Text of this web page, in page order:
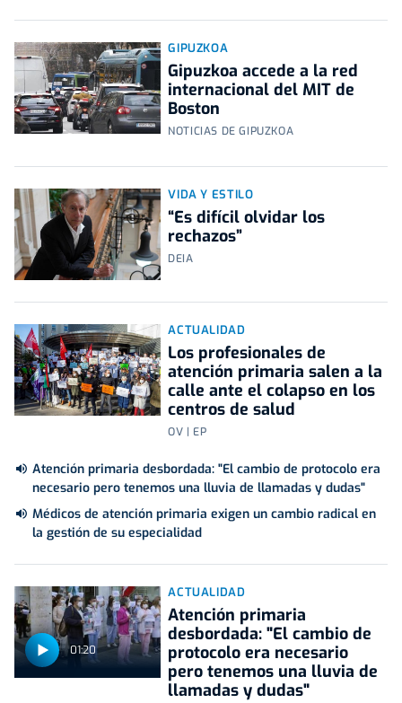
GIPUZKOA
Gipuzkoa accede a la red
internacional del MIT de
Boston
NOTICIAS DE GIPUZKOA
VIDA Y ESTILO
“Es difícil olvidar los
rechazos”
DEIA
ACTUALIDAD
Los profesionales de
atención primaria salen a la
calle ante el colapso en los
centros de salud
OV | EP
Atención primaria desbordada: "El cambio de protocolo era
necesario pero tenemos una lluvia de llamadas y dudas"
Médicos de atención primaria exigen un cambio radical en
la gestión de su especialidad
01:20
ACTUALIDAD
Atención primaria
desbordada: "El cambio de
protocolo era necesario
pero tenemos una lluvia de
llamadas y dudas"